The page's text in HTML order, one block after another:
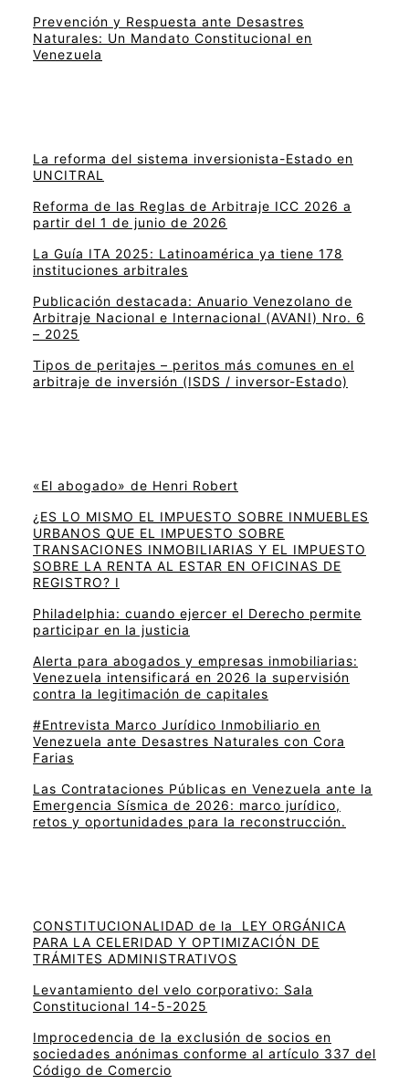
Prevención y Respuesta ante Desastres
Naturales: Un Mandato Constitucional en
Venezuela
La reforma del sistema inversionista-Estado en
UNCITRAL
Reforma de las Reglas de Arbitraje ICC 2026 a
partir del 1 de junio de 2026
La Guía ITA 2025: Latinoamérica ya tiene 178
instituciones arbitrales
Publicación destacada: Anuario Venezolano de
Arbitraje Nacional e Internacional (AVANI) Nro. 6
– 2025
Tipos de peritajes – peritos más comunes en el
arbitraje de inversión (ISDS / inversor-Estado)
«El abogado» de Henri Robert
¿ES LO MISMO EL IMPUESTO SOBRE INMUEBLES
URBANOS QUE EL IMPUESTO SOBRE
TRANSACIONES INMOBILIARIAS Y EL IMPUESTO
SOBRE LA RENTA AL ESTAR EN OFICINAS DE
REGISTRO? I
Philadelphia: cuando ejercer el Derecho permite
participar en la justicia
Alerta para abogados y empresas inmobiliarias:
Venezuela intensificará en 2026 la supervisión
contra la legitimación de capitales
#Entrevista Marco Jurídico Inmobiliario en
Venezuela ante Desastres Naturales con Cora
Farias
Las Contrataciones Públicas en Venezuela ante la
Emergencia Sísmica de 2026: marco jurídico,
retos y oportunidades para la reconstrucción.
CONSTITUCIONALIDAD de la LEY ORGÁNICA
PARA LA CELERIDAD Y OPTIMIZACIÓN DE
TRÁMITES ADMINISTRATIVOS
Levantamiento del velo corporativo: Sala
Constitucional 14-5-2025
Improcedencia de la exclusión de socios en
sociedades anónimas conforme al artículo 337 del
Código de Comercio